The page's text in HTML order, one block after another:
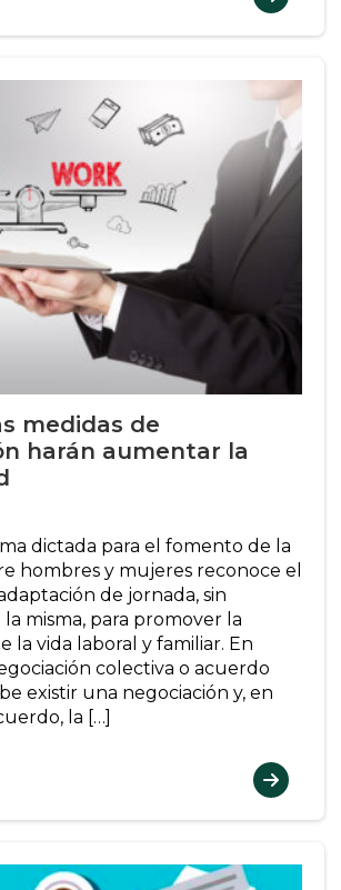
medidas de
harán aumentar la
dictada para el fomento de la
hombres y mujeres reconoce el
de jornada, sin
misma, para promover la
la vida laboral y familiar. En
colectiva o acuerdo
existir una negociación y, en
la […]